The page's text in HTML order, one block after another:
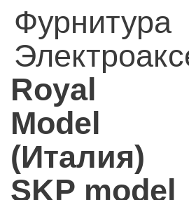
Фурнитура
Royal
Model
(Италия)
SKP model